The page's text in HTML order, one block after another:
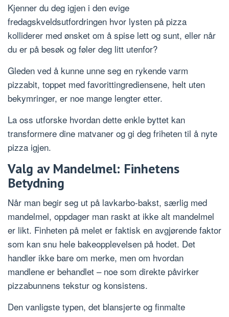
Kjenner du deg igjen i den evige
fredagskveldsutfordringen hvor lysten på pizza
kolliderer med ønsket om å spise lett og sunt, eller når
du er på besøk og føler deg litt utenfor?
Gleden ved å kunne unne seg en rykende varm
pizzabit, toppet med favorittingrediensene, helt uten
bekymringer, er noe mange lengter etter.
La oss utforske hvordan dette enkle byttet kan
transformere dine matvaner og gi deg friheten til å nyte
pizza igjen.
Valg av Mandelmel: Finhetens
Betydning
Når man begir seg ut på lavkarbo-bakst, særlig med
mandelmel, oppdager man raskt at ikke alt mandelmel
er likt. Finheten på melet er faktisk en avgjørende faktor
som kan snu hele bakeopplevelsen på hodet. Det
handler ikke bare om merke, men om hvordan
mandlene er behandlet – noe som direkte påvirker
pizzabunnens tekstur og konsistens.
Den vanligste typen, det blansjerte og finmalte